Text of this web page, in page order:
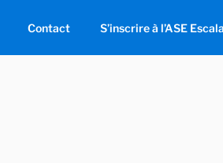
Contact S’inscrire à l’ASE